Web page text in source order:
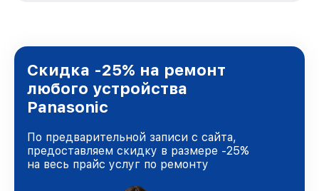
городе Москве, постоянно повышая уровень
доверия и лояльности наших клиентов.
Скидка -25% на ремонт
любого устройства
Panasonic
По предварительной записи с сайта,
предоставляем скидку в размере -25%
на весь прайс услуг по ремонту